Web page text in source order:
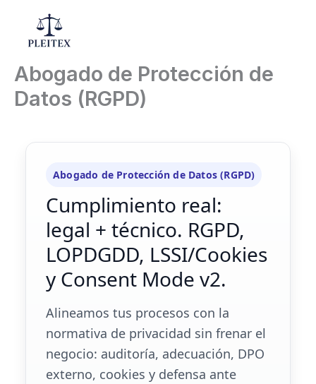
contenido
Abogado de Protección de
Datos (RGPD)
Abogado de Protección de Datos (RGPD)
Cumplimiento real:
legal + técnico. RGPD,
LOPDGDD, LSSI/Cookies
y Consent Mode v2.
Alineamos tus procesos con la
normativa de privacidad sin frenar el
negocio: auditoría, adecuación, DPO
externo, cookies y defensa ante